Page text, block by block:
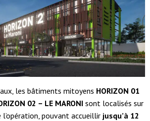
les bâtiments mitoyens HORIZON 01
02 – LE MARONI sont localisés sur
l’opération, pouvant accueillir jusqu’à 12